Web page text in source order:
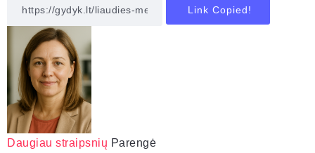
Link Copied!
Daugiau straipsnių Parengė